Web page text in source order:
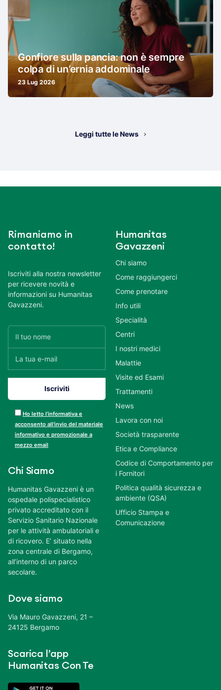
Gonfiore sulla pancia: non è sempre
colpa di un’ernia addominale
23 Lug 2026
Leggi tutte le News
Rimaniamo in
contatto!
Iscriviti alla nostra newsletter
per ricevere novità e
informazioni su Humanitas
Gavazzeni.
Ho letto l’informativa e
acconsento all’invio del materiale
informativo e promozionale a
mezzo email
Chi Siamo
Humanitas Gavazzeni è un
ospedale polispecialistico
privato accreditato con il
Servizio Sanitario Nazionale
per le attività ambulatoriali e
di ricovero. E’ situato nella
zona centrale di Bergamo,
all’interno di un parco
secolare.
Dove siamo
Via Mauro Gavazzeni, 21 –
24125 Bergamo
Scarica l’app
Humanitas Con Te
Humanitas
Gavazzeni
Chi siamo
Come raggiungerci
Come prenotare
Info utili
Specialità
Centri
I nostri medici
Malattie
Visite ed Esami
Trattamenti
News
Lavora con noi
Società trasparente
Etica e Compliance
Codice di Comportamento per
i Fornitori
Politica qualità sicurezza e
ambiente (QSA)
Ufficio Stampa e
Comunicazione